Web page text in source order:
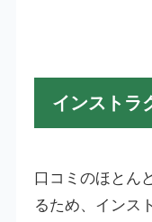
インストラ
口コミのほとん
るため、インス